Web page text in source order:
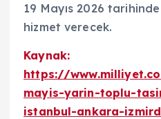
19 Mayıs 2026
hizmet verecek.
Kaynak:
https://
mayis-yarin-toplu-
istanbul-ankara-